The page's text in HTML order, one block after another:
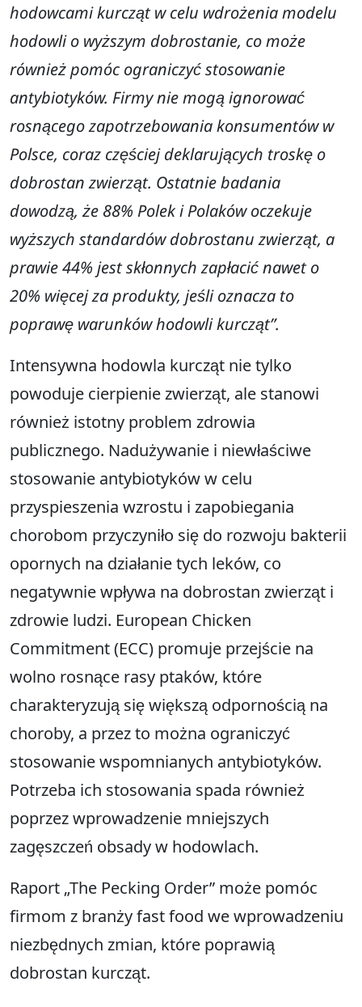
hodowcami kurcząt w celu wdrożenia modelu
hodowli o wyższym dobrostanie, co może
również pomóc ograniczyć stosowanie
antybiotyków. Firmy nie mogą ignorować
rosnącego zapotrzebowania konsumentów w
Polsce, coraz częściej deklarujących troskę o
dobrostan zwierząt. Ostatnie badania
dowodzą, że 88% Polek i Polaków oczekuje
wyższych standardów dobrostanu zwierząt, a
prawie 44% jest skłonnych zapłacić nawet o
20% więcej za produkty, jeśli oznacza to
poprawę warunków hodowli kurcząt”.
Intensywna hodowla kurcząt nie tylko
powoduje cierpienie zwierząt, ale stanowi
również istotny problem zdrowia
publicznego. Nadużywanie i niewłaściwe
stosowanie antybiotyków w celu
przyspieszenia wzrostu i zapobiegania
chorobom przyczyniło się do rozwoju bakterii
opornych na działanie tych leków, co
negatywnie wpływa na dobrostan zwierząt i
zdrowie ludzi. European Chicken
Commitment (ECC) promuje przejście na
wolno rosnące rasy ptaków, które
charakteryzują się większą odpornością na
choroby, a przez to można ograniczyć
stosowanie wspomnianych antybiotyków.
Potrzeba ich stosowania spada również
poprzez wprowadzenie mniejszych
zagęszczeń obsady w hodowlach.
Raport „The Pecking Order” może pomóc
firmom z branży fast food we wprowadzeniu
niezbędnych zmian, które poprawią
dobrostan kurcząt.